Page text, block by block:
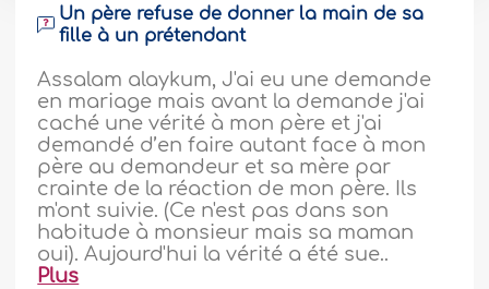
Un père refuse de donner la main de sa
fille à un prétendant
Assalam alaykum, J'ai eu une demande
en mariage mais avant la demande j'ai
caché une vérité à mon père et j'ai
demandé d’en faire autant face à mon
père au demandeur et sa mère par
crainte de la réaction de mon père. Ils
m'ont suivie. (Ce n'est pas dans son
habitude à monsieur mais sa maman
oui). Aujourd'hui la vérité a été sue..
Plus